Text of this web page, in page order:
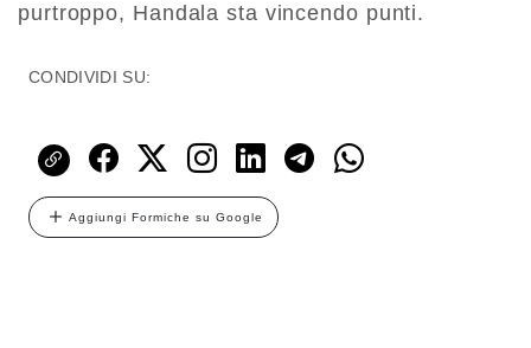
purtroppo, Handala sta vincendo punti.
CONDIVIDI SU:
Aggiungi Formiche su Google